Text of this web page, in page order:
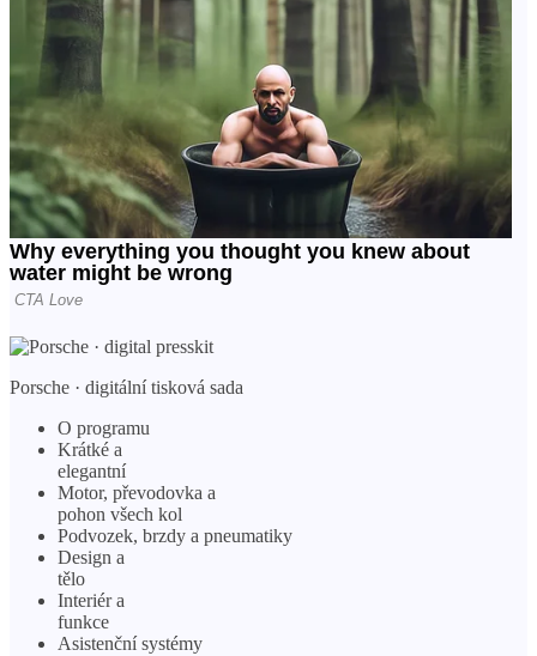
Porsche · digitální tisková sada
O programu
Krátké a
elegantní
Motor, převodovka a
pohon všech kol
Podvozek, brzdy a pneumatiky
Design a
tělo
Interiér a
funkce
Asistenční systémy